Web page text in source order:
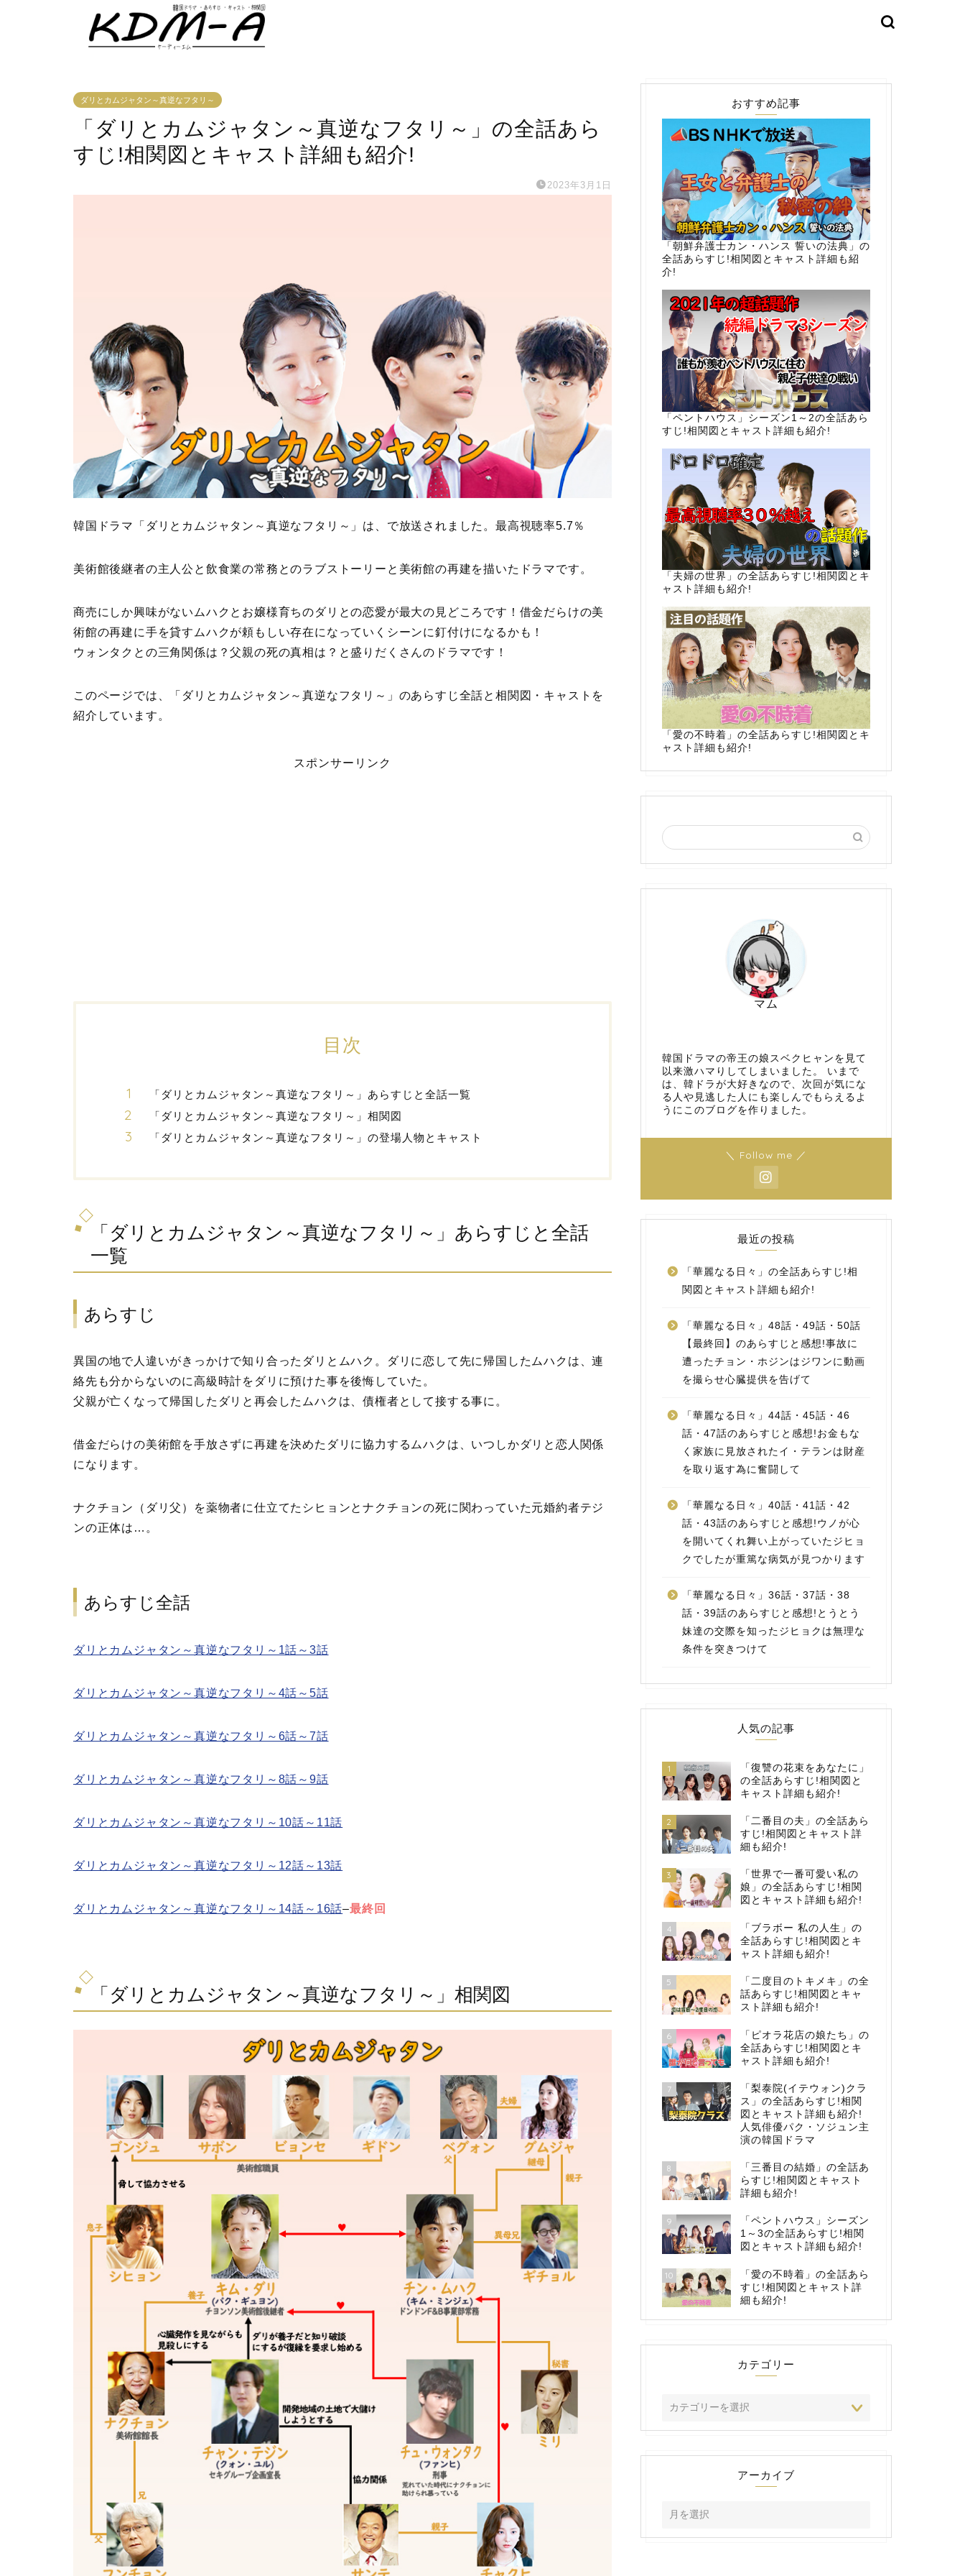
ダリとカムジャタン～真逆なフタリ～
「ダリとカムジャタン～真逆なフタリ～」の全話あら
すじ!相関図とキャスト詳細も紹介!
2023年3月1日
韓国ドラマ「ダリとカムジャタン～真逆なフタリ～」は、で放送されました。最高視聴率5.7％
美術館後継者の主人公と飲食業の常務とのラブストーリーと美術館の再建を描いたドラマです。
商売にしか興味がないムハクとお嬢様育ちのダリとの恋愛が最大の見どころです！借金だらけの美
術館の再建に手を貸すムハクが頼もしい存在になっていくシーンに釘付けになるかも！
ウォンタクとの三角関係は？父親の死の真相は？と盛りだくさんのドラマです！
このページでは、
「ダリとカムジャタン～真逆なフタリ～」のあらすじ全話と相関図・キャストを
紹介 しています。
スポンサーリンク
目次
「ダリとカムジャタン～真逆なフタリ～」あらすじと全話一覧
「ダリとカムジャタン～真逆なフタリ～」相関図
「ダリとカムジャタン～真逆なフタリ～」の登場人物とキャスト
「ダリとカムジャタン～真逆なフタリ～」あらすじと全話
一覧
あらすじ
異国の地で人違いがきっかけで知り合ったダリとムハク。ダリに恋して先に帰国したムハクは、連
絡先も分からないのに高級時計をダリに預けた事を後悔していた。
父親が亡くなって帰国したダリと再会したムハクは、債権者として接する事に。
借金だらけの美術館を手放さずに再建を決めたダリに協力するムハクは、いつしかダリと恋人関係
になります。
ナクチョン（ダリ父）を薬物者に仕立てたシヒョンとナクチョンの死に関わっていた元婚約者テジ
ンの正体は…。
あらすじ全話
ダリとカムジャタン～真逆なフタリ～1話～3話
ダリとカムジャタン～真逆なフタリ～4話～5話
ダリとカムジャタン～真逆なフタリ～6話～7話
ダリとカムジャタン～真逆なフタリ～8話～9話
ダリとカムジャタン～真逆なフタリ～10話～11話
ダリとカムジャタン～真逆なフタリ～12話～13話
ダリとカムジャタン～真逆なフタリ～14話～16話–最終回
「ダリとカムジャタン～真逆なフタリ～」相関図
おすすめ記事
「朝鮮弁護士カン・ハンス 誓いの法典」の
全話あらすじ!相関図とキャスト詳細も紹
介!
「ペントハウス」シーズン1～2の全話あら
すじ!相関図とキャスト詳細も紹介!
「夫婦の世界」の全話あらすじ!相関図とキ
ャスト詳細も紹介!
「愛の不時着」の全話あらすじ!相関図とキ
ャスト詳細も紹介!
マム
韓国ドラマの帝王の娘スベクヒャンを見て
以来激ハマりしてしまいました。 いまで
は、韓ドラが大好きなので、次回が気にな
る人や見逃した人にも楽しんでもらえるよ
うにこのブログを作りました。
＼ Follow me ／
最近の投稿
「華麗なる日々」の全話あらすじ!相
関図とキャスト詳細も紹介!
「華麗なる日々」48話・49話・50話
【最終回】のあらすじと感想!事故に
遭ったチョン・ホジンはジワンに動画
を撮らせ心臓提供を告げて
「華麗なる日々」44話・45話・46
話・47話のあらすじと感想!お金もな
く家族に見放されたイ・テランは財産
を取り返す為に奮闘して
「華麗なる日々」40話・41話・42
話・43話のあらすじと感想!ウノが心
を開いてくれ舞い上がっていたジヒョ
クでしたが重篤な病気が見つかります
「華麗なる日々」36話・37話・38
話・39話のあらすじと感想!とうとう
妹達の交際を知ったジヒョクは無理な
条件を突きつけて
人気の記事
1
「復讐の花束をあなたに」
の全話あらすじ!相関図と
キャスト詳細も紹介!
2
「二番目の夫」の全話あら
すじ!相関図とキャスト詳
細も紹介!
3
「世界で一番可愛い私の
娘」の全話あらすじ!相関
図とキャスト詳細も紹介!
4
「ブラボー 私の人生」の
全話あらすじ!相関図とキ
ャスト詳細も紹介!
5
「二度目のトキメキ」の全
話あらすじ!相関図とキャ
スト詳細も紹介!
6
「ピオラ花店の娘たち」の
全話あらすじ!相関図とキ
ャスト詳細も紹介!
7
「梨泰院(イテウォン)クラ
ス」の全話あらすじ!相関
図とキャスト詳細も紹介!
人気俳優パク・ソジュン主
演の韓国ドラマ
8
「三番目の結婚」の全話あ
らすじ!相関図とキャスト
詳細も紹介!
9
「ペントハウス」シーズン
1～3の全話あらすじ!相関
図とキャスト詳細も紹介!
10
「愛の不時着」の全話あら
すじ!相関図とキャスト詳
細も紹介!
カテゴリー
アーカイブ